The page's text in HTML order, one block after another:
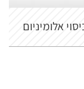
אלומיניום